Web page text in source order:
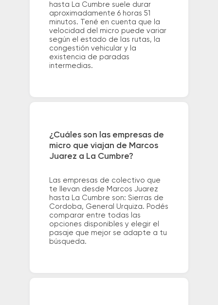
hasta La Cumbre suele durar
aproximadamente 6 horas 51
minutos. Tené en cuenta que la
velocidad del micro puede variar
según el estado de las rutas, la
congestión vehicular y la
existencia de paradas
intermedias.
¿Cuáles son las empresas de
micro que viajan de Marcos
Juarez a La Cumbre?
Las empresas de colectivo que
te llevan desde Marcos Juarez
hasta La Cumbre son: Sierras de
Cordoba, General Urquiza. Podés
comparar entre todas las
opciones disponibles y elegir el
pasaje que mejor se adapte a tu
búsqueda.